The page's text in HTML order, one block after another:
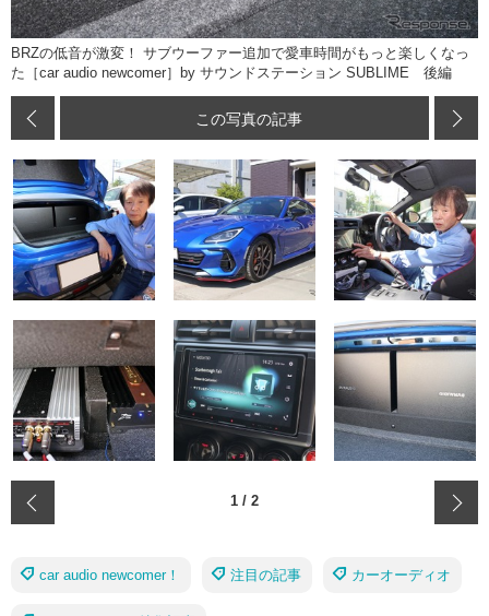
BRZの低音が激変！ サブウーファー追加で愛車時間がもっと楽しくなっ
た［car audio newcomer］by サウンドステーション SUBLIME 後編
この写真の記事
1 / 2
car audio newcomer！ 注目の記事 カーオーディオ